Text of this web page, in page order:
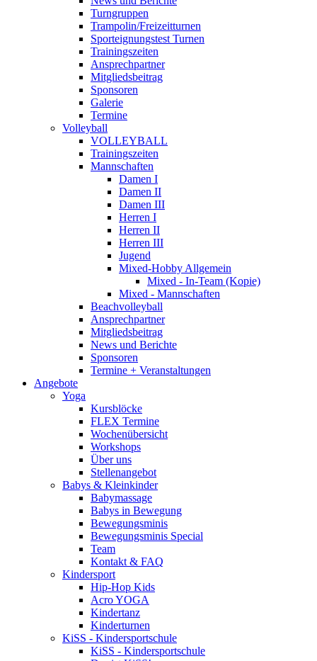
Turngruppen
Trampolin/Freizeitturnen
Sporteignungstest Turnen
Trainingszeiten
Ansprechpartner
Mitgliedsbeitrag
Sponsoren
Galerie
Termine
Volleyball
VOLLEYBALL
Trainingszeiten
Mannschaften
Damen I
Damen II
Damen III
Herren I
Herren II
Herren III
Jugend
Mixed-Hobby Allgemein
Mixed - In-Team (Kopie)
Mixed - Mannschaften
Beachvolleyball
Ansprechpartner
Mitgliedsbeitrag
News und Berichte
Sponsoren
Termine + Veranstaltungen
Angebote
Yoga
Kursblöcke
FLEX Termine
Wochenübersicht
Workshops
Über uns
Stellenangebot
Babys & Kleinkinder
Babymassage
Babys in Bewegung
Bewegungsminis
Bewegungsminis Special
Team
Kontakt & FAQ
Kindersport
Hip-Hop Kids
Acro YOGA
Kindertanz
Kinderturnen
KiSS - Kindersportschule
KiSS - Kindersportschule